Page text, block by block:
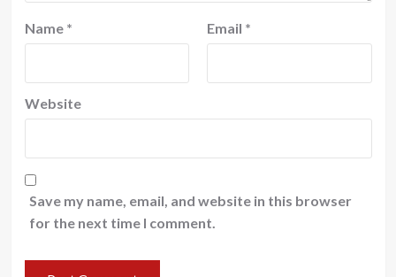
Name * Email *
Website
Save my name, email, and website in this browser
for the next time I comment.